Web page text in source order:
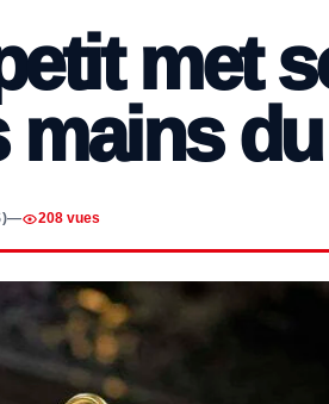
met
— 208 vues